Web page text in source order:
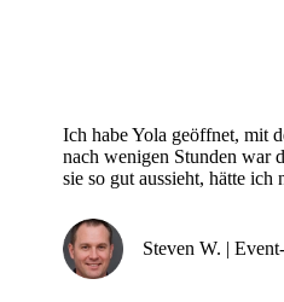
Ich habe Yola geöffnet, mit
nach wenigen Stunden war
sie so gut aussieht, hätte ich
Steven W. |